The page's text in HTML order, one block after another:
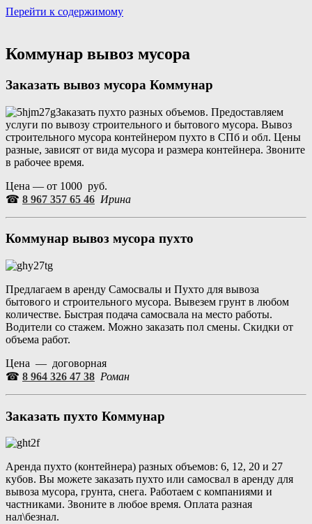
Перейти к содержимому
Коммунар вывоз мусора
Заказать вывоз мусора Коммунар
Заказать пухто разных объемов. Предоставляем
услуги по вывозу строительного и бытового мусора. Вывоз
строительного мусора контейнером пухто в СПб и обл. Цены
разные, зависят от вида мусора и размера контейнера. Звоните
в рабочее время.
Цена — от 1000 руб.
☎ 8 967 357 65 46 Ирина
Коммунар вывоз мусора пухто
Предлагаем в аренду Самосвалы и Пухто для вывоза
бытового и строительного мусора. Вывезем грунт в любом
количестве. Быстрая подача самосвала на место работы.
Водители со стажем. Можно заказать пол смены. Скидки от
объема работ.
Цена — договорная
☎ 8 964 326 47 38 Роман
Заказать пухто Коммунар
Аренда пухто (контейнера) разных объемов: 6, 12, 20 и 27
кубов. Вы можете заказать пухто или самосвал в аренду для
вывоза мусора, грунта, снега. Работаем с компаниями и
частниками. Звоните в любое время. Оплата разная
нал\безнал.